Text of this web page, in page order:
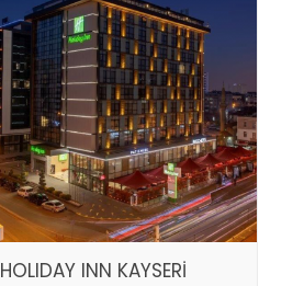
HOLIDAY INN KAYSERİ